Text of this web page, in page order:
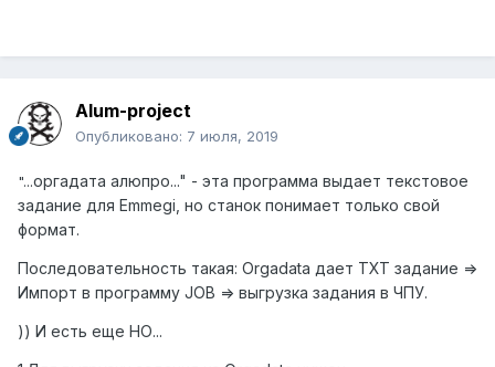
Alum-project
Опубликовано: 7 июля, 2019
"...оргадата алюпро..." - эта программа выдает текстовое
задание для Emmegi, но станок понимает только свой
формат.
Последовательность такая: Orgadata дает ТХТ задание =>
Импорт в программу JOB => выгрузка задания в ЧПУ.
)) И есть еще НО...